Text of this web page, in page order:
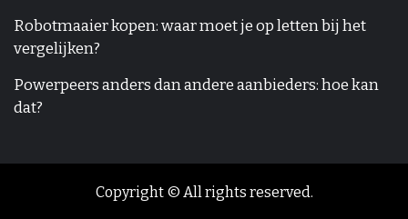
Robotmaaier kopen: waar moet je op letten bij het
vergelijken?
Powerpeers anders dan andere aanbieders: hoe kan
dat?
Copyright © All rights reserved.